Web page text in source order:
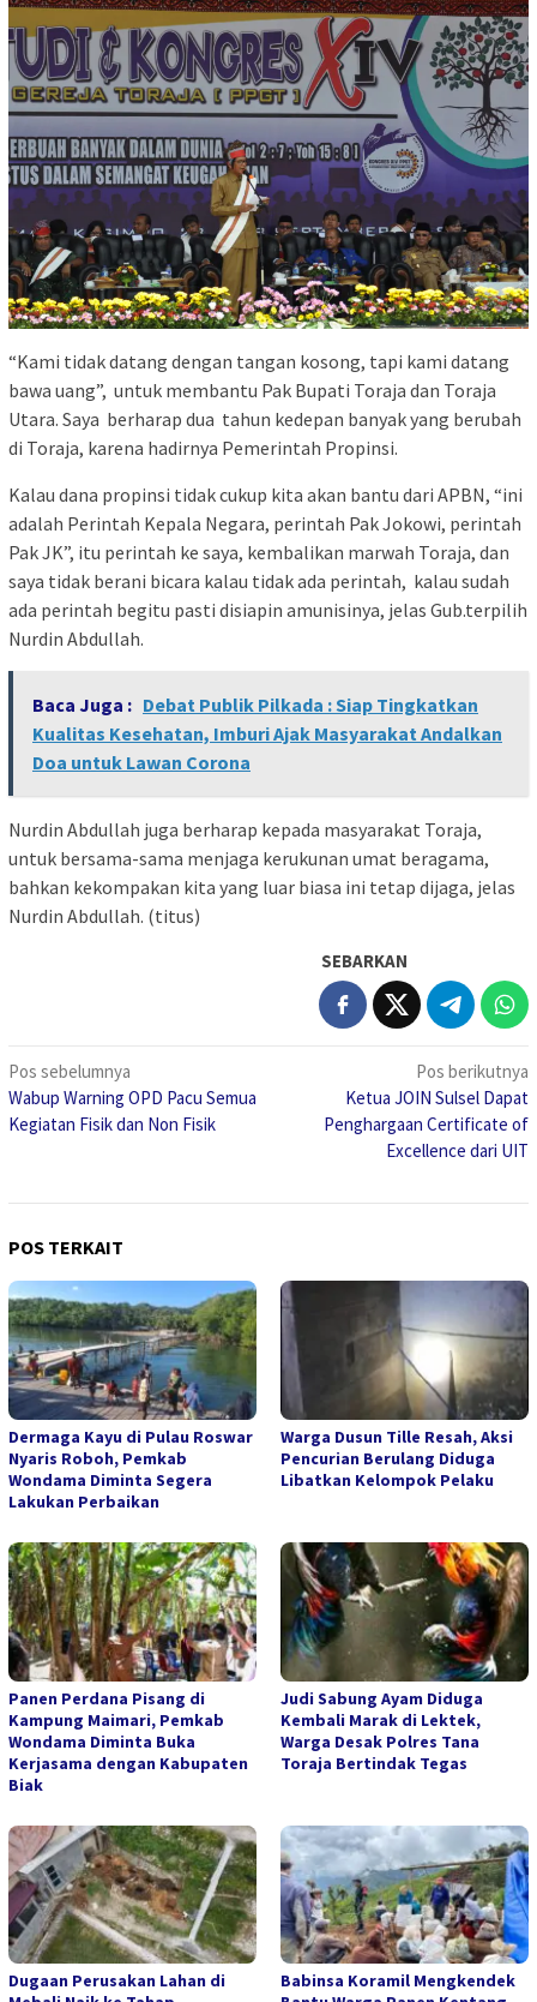
“Kami tidak datang dengan tangan kosong, tapi kami datang
bawa uang”, untuk membantu Pak Bupati Toraja dan Toraja
Utara. Saya berharap dua tahun kedepan banyak yang berubah
di Toraja, karena hadirnya Pemerintah Propinsi.
Kalau dana propinsi tidak cukup kita akan bantu dari APBN, “ini
adalah Perintah Kepala Negara, perintah Pak Jokowi, perintah
Pak JK”, itu perintah ke saya, kembalikan marwah Toraja, dan
saya tidak berani bicara kalau tidak ada perintah, kalau sudah
ada perintah begitu pasti disiapin amunisinya, jelas Gub.terpilih
Nurdin Abdullah.
Baca Juga : Debat Publik Pilkada : Siap Tingkatkan
Kualitas Kesehatan, Imburi Ajak Masyarakat Andalkan
Doa untuk Lawan Corona
Nurdin Abdullah juga berharap kepada masyarakat Toraja,
untuk bersama-sama menjaga kerukunan umat beragama,
bahkan kekompakan kita yang luar biasa ini tetap dijaga, jelas
Nurdin Abdullah. (titus)
SEBARKAN
Navigasi
pos
Pos sebelumnya
Wabup Warning OPD Pacu Semua
Kegiatan Fisik dan Non Fisik
Pos berikutnya
Ketua JOIN Sulsel Dapat
Penghargaan Certificate of
Excellence dari UIT
POS TERKAIT
Dermaga Kayu di Pulau Roswar
Nyaris Roboh, Pemkab
Wondama Diminta Segera
Lakukan Perbaikan
Warga Dusun Tille Resah, Aksi
Pencurian Berulang Diduga
Libatkan Kelompok Pelaku
Panen Perdana Pisang di
Kampung Maimari, Pemkab
Wondama Diminta Buka
Kerjasama dengan Kabupaten
Biak
Judi Sabung Ayam Diduga
Kembali Marak di Lektek,
Warga Desak Polres Tana
Toraja Bertindak Tegas
Dugaan Perusakan Lahan di
Babinsa Koramil Mengkendek